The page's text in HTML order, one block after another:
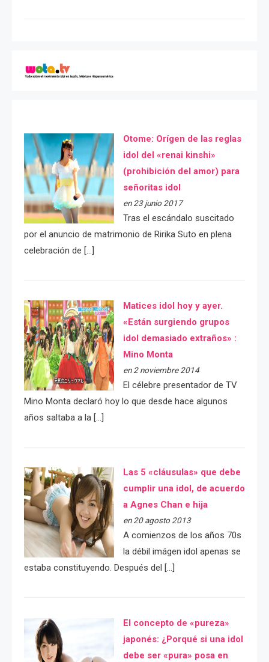
Otome: Orígen de las reglas
idol del «renai kinshi»
(prohibición del amor) para
señoritas idol
en 23 junio 2017
Tras el escándalo suscitado
por el anuncio de matrimonio de Ririka Suto en plena
celebración de […]
Matices idol hoy y ayer.
«Están surgiendo grupos
idol demasiado extraños» :
Mino Monta
en 2 noviembre 2014
El célebre presentador de TV
Mino Monta declaró hoy lo que desde hace algunos
años saltaba a la […]
Las 5 «cláusulas» que debe
cumplir una idol, de acuerdo
a Agnes Chan e hija
en 20 agosto 2013
A comienzos de los años 70s
la débil imágen idol apenas se
estaba constituyendo. Después del […]
El concepto de «pureza»
japonés: ¿Porqué si una idol
debe ser «pura» posa en